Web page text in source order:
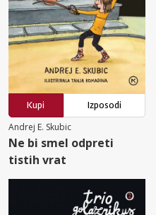
Kupi
Izposodi
Andrej E. Skubic
Ne bi smel odpreti
tistih vrat